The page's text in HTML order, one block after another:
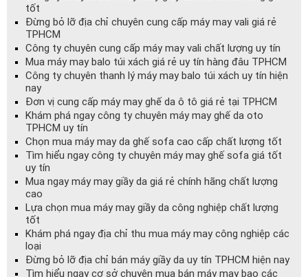
tốt
Đừng bỏ lỡ địa chỉ chuyên cung cấp máy may vali giá rẻ
TPHCM
Công ty chuyên cung cấp máy may vali chất lượng uy tín
Mua máy may balo túi xách giá rẻ uy tín hàng đâu TPHCM
Công ty chuyên thanh lý máy may balo túi xách uy tín hiện
nay
Đơn vị cung cấp máy may ghế da ô tô giá rẻ tại TPHCM
Khám phá ngay công ty chuyên máy may ghế da oto
TPHCM uy tín
Chọn mua máy may da ghế sofa cao cấp chất lượng tốt
Tìm hiểu ngay công ty chuyên máy may ghế sofa giá tốt
uy tín
Mua ngay máy may giầy da giá rẻ chính hãng chất lượng
cao
Lựa chọn mua máy may giầy da công nghiệp chất lượng
tốt
Khám phá ngay địa chỉ thu mua máy may công nghiệp các
loại
Đừng bỏ lỡ địa chỉ bán máy giầy da uy tín TPHCM hiện nay
Tìm hiểu ngay cơ sở chuyên mua bán máy may bao các